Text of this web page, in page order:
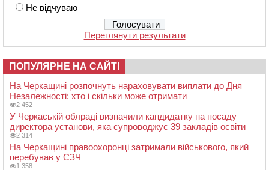
Не відчуваю
Переглянути результати
ПОПУЛЯРНЕ НА САЙТІ
На Черкащині розпочнуть нараховувати виплати до Дня
Незалежності: хто і скільки може отримати
2 452
У Черкаській облраді визначили кандидатку на посаду
директора установи, яка супроводжує 39 закладів освіти
2 314
На Черкащині правоохоронці затримали військового, який
перебував у СЗЧ
1 358